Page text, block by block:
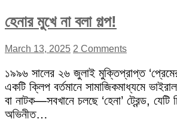
হেনার মুখে না বলা গল্প!
March 13, 2025 2 Comments
১৯৯৬ সালের ২৬ জুলাই মুক্তিপ্রাপ্ত ‘প্রেমের
একটি ক্লিপ বর্তমানে সামাজিকমাধ্যমে
বা নাটক—সবখানে চলছে ‘হেনা’ ট্রেন্ড, যেটি
অভিনীত…